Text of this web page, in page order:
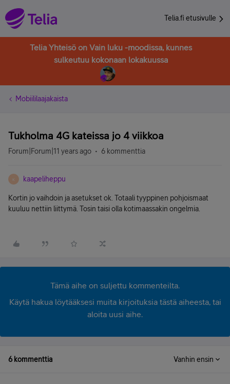
Telia.fi etusivulle
Telia Yhteisö on Vain luku -moodissa, kunnes
sulkeutuu kokonaan lokakuussa
Mobiililaajakaista
Tukholma 4G kateissa jo 4 viikkoa
Forum|Forum|11 years ago 6 kommenttia
K kaapeliheppu
Kortin jo vaihdoin ja asetukset ok. Totaali tyyppinen pohjoismaat
kuuluu nettiin liittymä. Tosin taisi olla kotimaassakin ongelmia.
Tämä aihe on suljettu kommenteilta.
Käytä hakua löytääksesi muita kirjoituksia tästä aiheesta, tai
aloita uusi aihe.
6 kommenttia Vanhin ensin